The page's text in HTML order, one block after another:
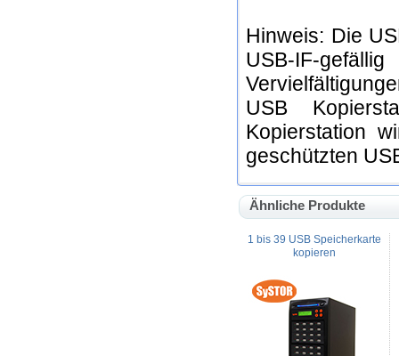
Hinweis: Die
USB-IF-
USB
Kopierstation
geschützten
Ähnliche Produkte
1 bis 39 USB Speicherkarte
kopieren